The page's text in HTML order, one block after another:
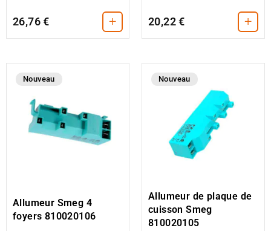
26,76 € + 20,22 € +
Nouveau
Allumeur Smeg 4
foyers 810020106
Nouveau
Allumeur de plaque de
cuisson Smeg
810020105